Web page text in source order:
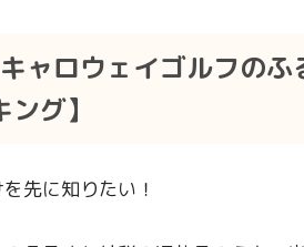
ャロウェイゴルフの
グ】
先に知りたい！